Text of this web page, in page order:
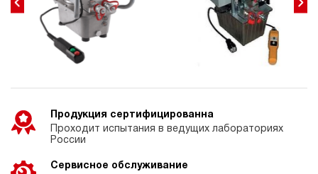
Продукция сертифицированна
Проходит испытания в ведущих лабораториях
России
Сервисное обслуживание